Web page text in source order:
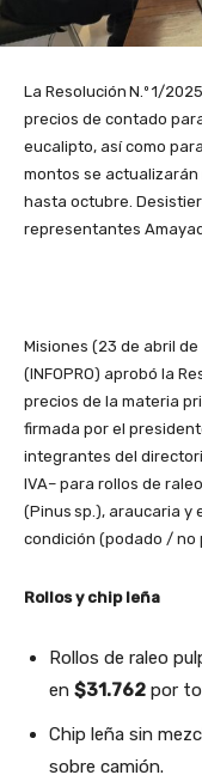
La Resolución N.º 1/
precios de contado
eucalipto, así como
montos se actualizarán
hasta octubre.
representantes
Misiones (23 de abril
(INFOPRO) aprobó la
precios de la materia
firmada por el
integrantes del
IVA– para rollos de
(Pinus sp.), araucaria
condición (podado / no
Rollos y chip leña
Rollos de raleo
en $31.762 por
Chip leña sin
sobre camión.